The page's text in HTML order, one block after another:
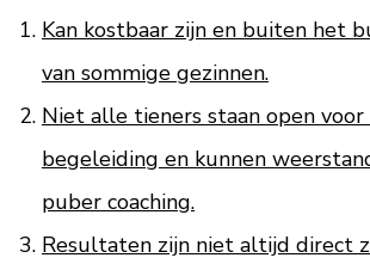
Kan kostbaar zijn en buiten het
van sommige gezinnen.
Niet alle tieners staan open
begeleiding en kunnen
puber coaching.
Resultaten zijn niet altijd direct